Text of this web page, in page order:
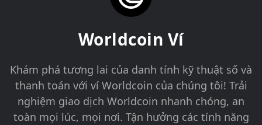
Worldcoin Ví
Khám phá tương lai của danh tính kỹ thuật số và
thanh toán với ví Worldcoin của chúng tôi! Trải
nghiệm giao dịch Worldcoin nhanh chóng, an
toàn mọi lúc, mọi nơi. Tận hưởng các tính năng